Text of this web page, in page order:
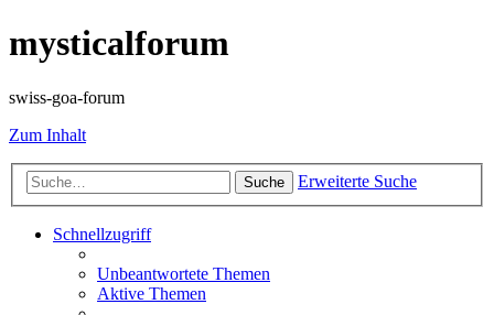
mysticalforum
swiss-goa-forum
Zum Inhalt
Suche Erweiterte Suche
Schnellzugriff
Unbeantwortete Themen
Aktive Themen